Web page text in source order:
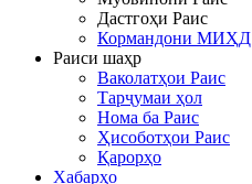
Дастгоҳи Раис
Кормандони МИҲД
Раиси шаҳр
Ваколатҳои Раис
Тарҷумаи ҳол
Нома ба Раис
Ҳисоботҳои Раис
Қарорҳо
Хабарҳо